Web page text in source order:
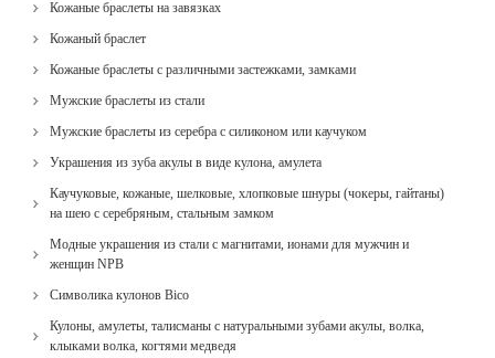
Кожаные браслеты на завязках
Кожаный браслет
Кожаные браслеты с различными застежками, замками
Мужские браслеты из стали
Мужские браслеты из серебра с силиконом или каучуком
Украшения из зуба акулы в виде кулона, амулета
Каучуковые, кожаные, шелковые, хлопковые шнуры (чокеры, гайтаны)
на шею с серебряным, стальным замком
Модные украшения из стали с магнитами, ионами для мужчин и
женщин NPB
Cимволика кулонов Bico
Кулоны, амулеты, талисманы с натуральными зубами акулы, волка,
клыками волка, когтями медведя